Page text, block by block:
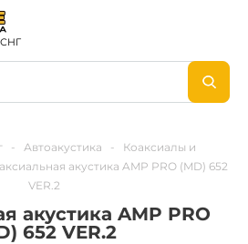
СНГ
- Автоакустика -
Коаксиалы и
акустика AMP PRO (MD) 652
VER.2
акустика AMP PRO
652 VER.2